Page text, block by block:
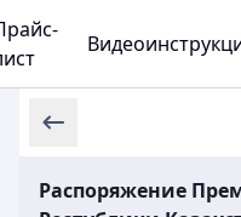
Распоряжение